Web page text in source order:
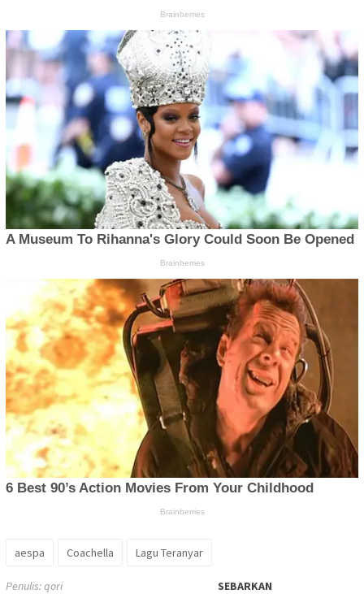
aespa Coachella Lagu Teranyar
Penulis: qori
SEBARKAN